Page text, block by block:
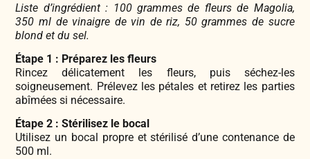
Liste d’ingrédient : 100 grammes de fleurs de Magolia,
350 ml de vinaigre de vin de riz, 50 grammes de sucre
blond et du sel.
Étape 1 : Préparez les fleurs
Rincez délicatement les fleurs, puis séchez-les
soigneusement. Prélevez les pétales et retirez les parties
abîmées si nécessaire.
Étape 2 : Stérilisez le bocal
Utilisez un bocal propre et stérilisé d’une contenance de
500 ml.